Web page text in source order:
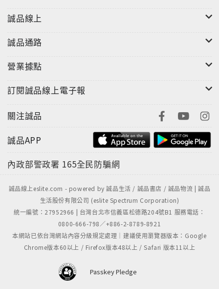
年，故事逐漸明朗：在幻想的國度裡，一名不斷低聲咕
發明了一套語言來表達愛和失落、兄弟情誼、美麗的本
在自閉症或迪士尼動畫，故事是關於一個家庭面對他們
的故事。
一名孩子被困惑、沮喪、沉默所吞噬，在他身處黑暗洞
穴的深處，和家人開始挖掘鑽石，年復一年不斷嘗試一
項不可能的任務：找出一個每個人都能學會的方式，為
生命注入活力，並擁抱最狂熱的夢想，無論那是多麼意
想不到的夢想。
誠品線上
誠品通路
營業據點
訂閱誠品線上電子報
關注誠品
誠品APP
內政部警政署 165全民防騙網
誠品線上eslite.com - powered by 誠品生活 / 誠品書店 / 誠品物流 | 誠品
生活股份有限公司 (eslite Spectrum Corporation)
統一編號：27952966 | 台灣台北市信義區松德路204號B1 服務電話：
0800-666-798／+886-2-8789-8921
本網站已依台灣網站內容分級規定處理｜建議使用瀏覽器版本：Google
Chrome版本60以上 / Firefox版本48以上 / Safari 版本11以上
Passkey Pledge